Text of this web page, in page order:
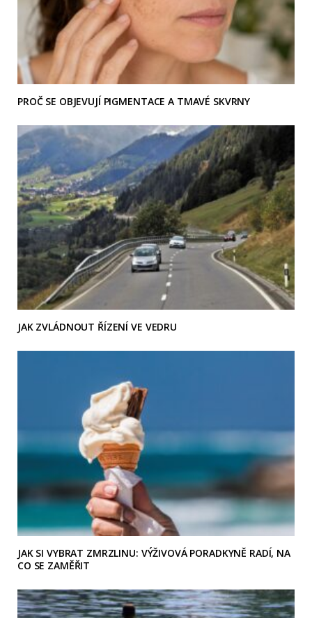
PROČ SE OBJEVUJÍ PIGMENTACE A TMAVÉ SKVRNY
JAK ZVLÁDNOUT ŘÍZENÍ VE VEDRU
JAK SI VYBRAT ZMRZLINU: VÝŽIVOVÁ PORADKYNĚ RADÍ, NA
CO SE ZAMĚŘIT